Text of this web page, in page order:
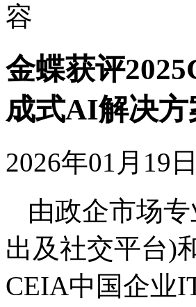
容
金蝶获评
成式AI解决方
2026年01月19日
由政企市场
出及社交平台)
CEIA中国企业